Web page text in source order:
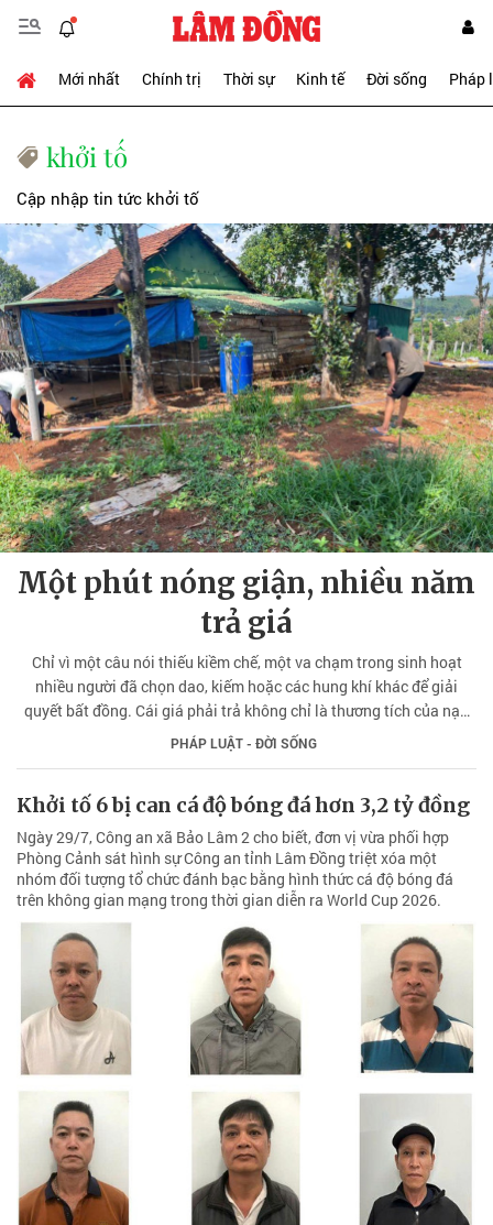
Mới nhất Chính trị Thời sự Kinh tế Đời sống Pháp
khởi tố
Cập nhập tin tức khởi tố
Một phút nóng giận, nhiều năm
trả giá
Chỉ vì một câu nói thiếu kiềm chế, một va chạm trong sinh hoạt
nhiều người đã chọn dao, kiếm hoặc các hung khí khác để giải
quyết bất đồng. Cái giá phải trả không chỉ là thương tích của nạn
nhân mà còn là những bản án hình sự, tương lai bị đánh đổi và nỗi
day dứt kéo dài cho cả gia đình.
PHÁP LUẬT - ĐỜI SỐNG
Khởi tố 6 bị can cá độ bóng đá hơn 3,2 tỷ đồng
Ngày 29/7, Công an xã Bảo Lâm 2 cho biết, đơn vị vừa phối hợp
Phòng Cảnh sát hình sự Công an tỉnh Lâm Đồng triệt xóa một
nhóm đối tượng tổ chức đánh bạc bằng hình thức cá độ bóng đá
trên không gian mạng trong thời gian diễn ra World Cup 2026.